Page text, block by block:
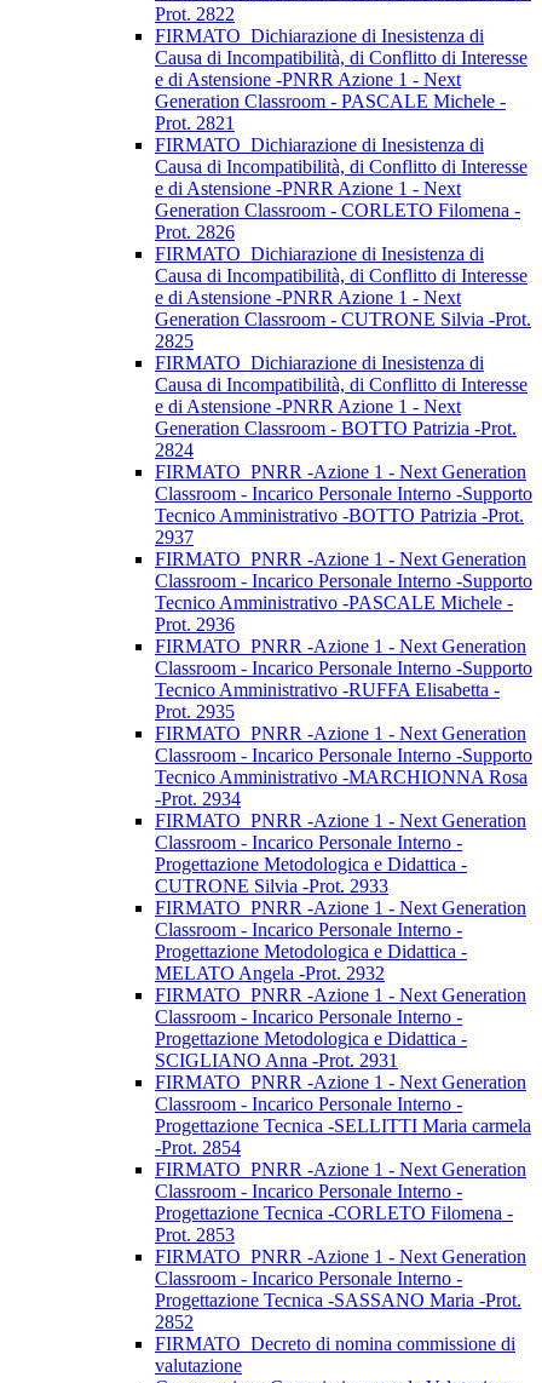
Prot. 2822
FIRMATO_Dichiarazione di Inesistenza di
Causa di Incompatibilità, di Conflitto di Interesse
e di Astensione -PNRR Azione 1 - Next
Generation Classroom - PASCALE Michele -
Prot. 2821
FIRMATO_Dichiarazione di Inesistenza di
Causa di Incompatibilità, di Conflitto di Interesse
e di Astensione -PNRR Azione 1 - Next
Generation Classroom - CORLETO Filomena -
Prot. 2826
FIRMATO_Dichiarazione di Inesistenza di
Causa di Incompatibilità, di Conflitto di Interesse
e di Astensione -PNRR Azione 1 - Next
Generation Classroom - CUTRONE Silvia -Prot.
2825
FIRMATO_Dichiarazione di Inesistenza di
Causa di Incompatibilità, di Conflitto di Interesse
e di Astensione -PNRR Azione 1 - Next
Generation Classroom - BOTTO Patrizia -Prot.
2824
FIRMATO_PNRR -Azione 1 - Next Generation
Classroom - Incarico Personale Interno -Supporto
Tecnico Amministrativo -BOTTO Patrizia -Prot.
2937
FIRMATO_PNRR -Azione 1 - Next Generation
Classroom - Incarico Personale Interno -Supporto
Tecnico Amministrativo -PASCALE Michele -
Prot. 2936
FIRMATO_PNRR -Azione 1 - Next Generation
Classroom - Incarico Personale Interno -Supporto
Tecnico Amministrativo -RUFFA Elisabetta -
Prot. 2935
FIRMATO_PNRR -Azione 1 - Next Generation
Classroom - Incarico Personale Interno -Supporto
Tecnico Amministrativo -MARCHIONNA Rosa
-Prot. 2934
FIRMATO_PNRR -Azione 1 - Next Generation
Classroom - Incarico Personale Interno -
Progettazione Metodologica e Didattica -
CUTRONE Silvia -Prot. 2933
FIRMATO_PNRR -Azione 1 - Next Generation
Classroom - Incarico Personale Interno -
Progettazione Metodologica e Didattica -
MELATO Angela -Prot. 2932
FIRMATO_PNRR -Azione 1 - Next Generation
Classroom - Incarico Personale Interno -
Progettazione Metodologica e Didattica -
SCIGLIANO Anna -Prot. 2931
FIRMATO_PNRR -Azione 1 - Next Generation
Classroom - Incarico Personale Interno -
Progettazione Tecnica -SELLITTI Maria carmela
-Prot. 2854
FIRMATO_PNRR -Azione 1 - Next Generation
Classroom - Incarico Personale Interno -
Progettazione Tecnica -CORLETO Filomena -
Prot. 2853
FIRMATO_PNRR -Azione 1 - Next Generation
Classroom - Incarico Personale Interno -
Progettazione Tecnica -SASSANO Maria -Prot.
2852
FIRMATO_Decreto di nomina commissione di
valutazione